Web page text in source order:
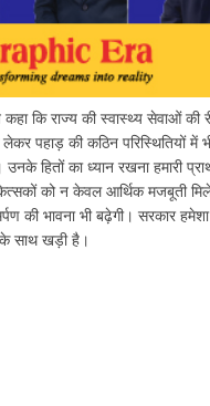
कि राज्य की स्वास्थ्य सेवाओं की
पहाड़ की कठिन परिस्थितियों में
उनके हितों का ध्यान रखना हमारी
को न केवल आर्थिक मजबूती
की भावना भी बढ़ेगी। सरकार
के साथ खड़ी है।